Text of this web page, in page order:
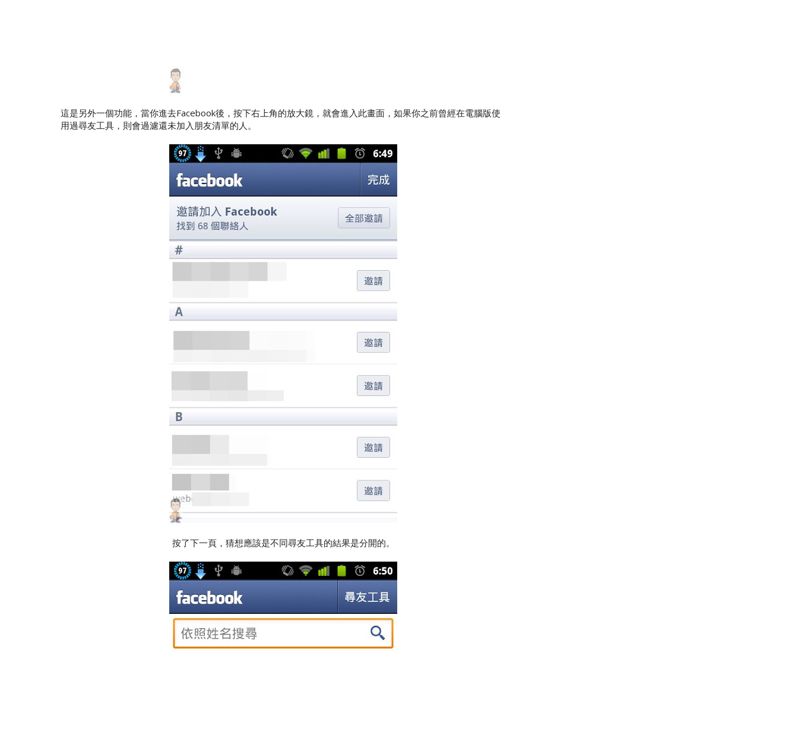
這是另外一個功能，當你進去Facebook後，按下右上角的放大鏡，就會進入此畫面，如果你之前曾經在電腦版使
用過尋友工具，則會過濾還未加入朋友清單的人。
按了下一頁，猜想應該是不同尋友工具的結果是分開的。